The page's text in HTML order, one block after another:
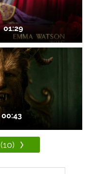
01:29
00:43